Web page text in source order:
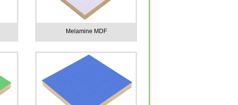
Melamine MDF